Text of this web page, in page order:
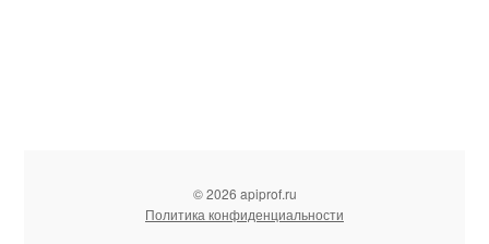
© 2026 apiprof.ru
Политика конфиденциальности